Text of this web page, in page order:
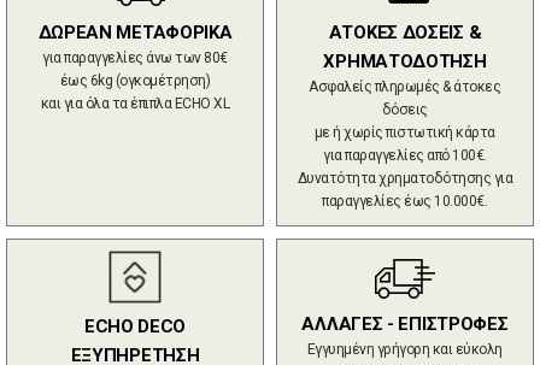
ΔΩΡΕΑΝ ΜΕΤΑΦΟΡΙΚΑ
για παραγγελίες άνω των 80€
έως 6kg (ογκομέτρηση)
και για όλα τα έπιπλα ECHO XL
ΑΤΟΚΕΣ ΔΟΣΕΙΣ &
ΧΡΗΜΑΤΟΔΟΤΗΣΗ
Ασφαλείς πληρωμές & άτοκες
δόσεις
με ή χωρίς πιστωτική κάρτα
για παραγγελίες από 100€.
Δυνατότητα χρηματοδότησης για
παραγγελίες έως 10.000€.
ECHO DECO
ΕΞΥΠΗΡΕΤΗΣΗ
ΑΛΛΑΓΕΣ - ΕΠΙΣΤΡΟΦΕΣ
Εγγυημένη γρήγορη και εύκολη